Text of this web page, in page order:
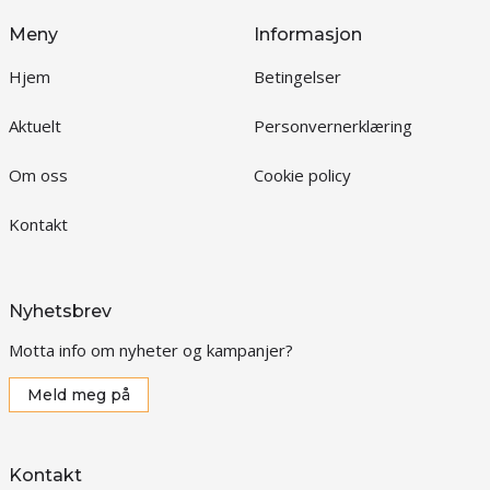
Meny
Hjem
Aktuelt
Om oss
Kontakt
Informasjon
Betingelser
Personvernerklæring
Cookie policy
Nyhetsbrev
Motta info om nyheter og kampanjer?
Meld meg på
Kontakt